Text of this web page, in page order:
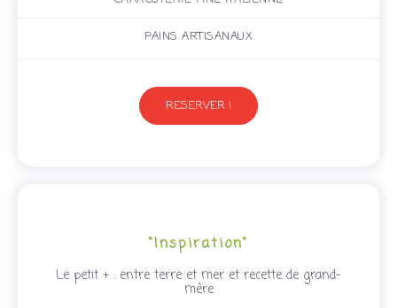
PAINS ARTISANAUX
RESERVER !
"Inspiration"
Le petit + : entre terre et mer et recette de grand-
mère